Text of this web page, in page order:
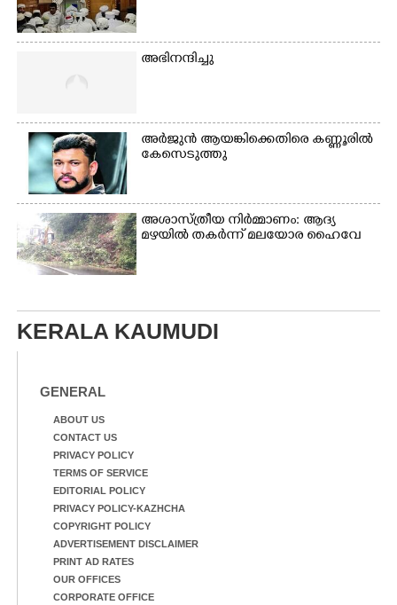
അഭിനന്ദിച്ചു
അർജുൻ ആയങ്കിക്കെതിരെ കണ്ണൂരിൽ
കേസെടുത്തു
അശാസ്ത്രീയ നിർമ്മാണം: ആദ്യ
മഴയിൽ തകർന്ന് മലയോര ഹൈവേ
KERALA KAUMUDI
GENERAL
ABOUT US
CONTACT US
PRIVACY POLICY
TERMS OF SERVICE
EDITORIAL POLICY
PRIVACY POLICY-KAZHCHA
COPYRIGHT POLICY
ADVERTISEMENT DISCLAIMER
PRINT AD RATES
OUR OFFICES
CORPORATE OFFICE